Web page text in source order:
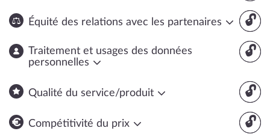
🔓
Équité des relations avec les partenaires
🔓
Traitement et usages des données
personnelles
🔓
Qualité du service/produit
🔓
Compétitivité du prix